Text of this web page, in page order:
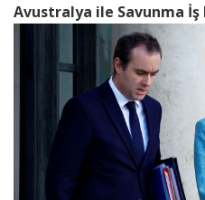
Avustralya ile Savunma İş